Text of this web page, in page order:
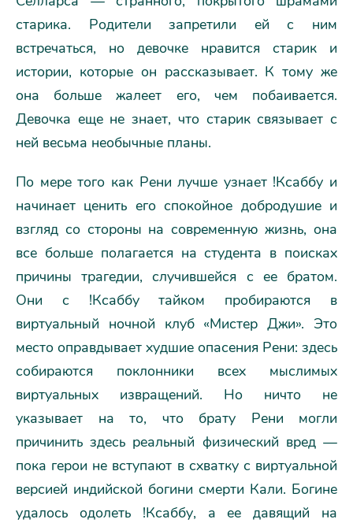
старика. Родители запретили ей с ним
встречаться, но девочке нравится старик и
истории, которые он рассказывает. К тому же
она больше жалеет его, чем побаивается.
Девочка еще не знает, что старик связывает с
ней весьма необычные планы.
По мере того как Рени лучше узнает !Ксаббу и
начинает ценить его спокойное добродушие и
взгляд со стороны на современную жизнь, она
все больше полагается на студента в поисках
причины трагедии, случившейся с ее братом.
Они с !Ксаббу тайком пробираются в
виртуальный ночной клуб «Мистер Джи». Это
место оправдывает худшие опасения Рени: здесь
собираются поклонники всех мыслимых
виртуальных извращений. Но ничто не
указывает на то, что брату Рени могли
причинить здесь реальный физический вред —
пока герои не вступают в схватку с виртуальной
версией индийской богини смерти Кали. Богине
удалось одолеть !Ксаббу, а ее давящий на